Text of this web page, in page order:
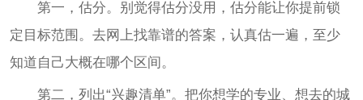
第一，估分。别觉得估分没用，估分能让你提前锁
定目标范围。去网上找靠谱的答案，认真估一遍，至少
知道自己大概在哪个区间。
第二，列出“兴趣清单”。把你想学的专业、想去的城